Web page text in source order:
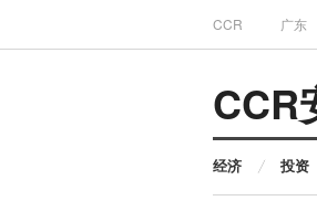
CCR 广东
CCR
经济 投资